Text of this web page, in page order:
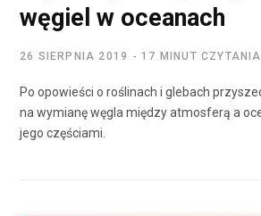
węgiel w oceanach
26 SIERPNIA 2019 17 MINUT CZYTANIA
Po opowieści o roślinach i glebach
na wymianę węgla między atmosferą a
jego częściami.